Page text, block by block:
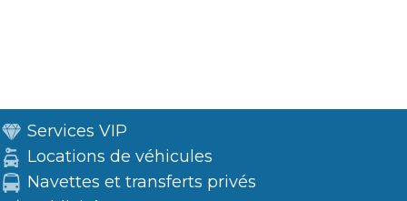
Services VIP
Locations de véhicules
Navettes et transferts privés